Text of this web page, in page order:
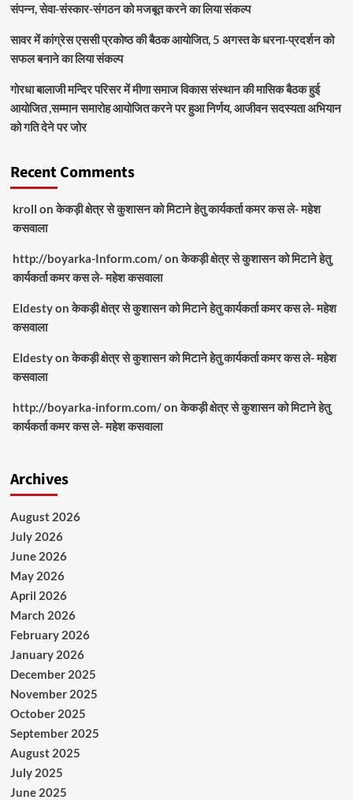
संपन्न, सेवा-संस्कार-संगठन को मजबूत करने का लिया संकल्प
सावर में कांग्रेस एससी प्रकोष्ठ की बैठक आयोजित, 5 अगस्त के धरना-प्रदर्शन को
सफल बनाने का लिया संकल्प
गोरधा बालाजी मन्दिर परिसर में मीणा समाज विकास संस्थान की मासिक बैठक हुई
आयोजित ,सम्मान समारोह आयोजित करने पर हुआ निर्णय, आजीवन सदस्यता अभियान
को गति देने पर जोर
Recent Comments
kroll onकेकड़ी क्षेत्र से कुशासन को मिटाने हेतु कार्यकर्ता कमर कस ले- महेश
कसवाला
http://boyarka-Inform.com/onकेकड़ी क्षेत्र से कुशासन को मिटाने हेतु
कार्यकर्ता कमर कस ले- महेश कसवाला
Eldestyonकेकड़ी क्षेत्र से कुशासन को मिटाने हेतु कार्यकर्ता कमर कस ले- महेश
कसवाला
Eldestyonकेकड़ी क्षेत्र से कुशासन को मिटाने हेतु कार्यकर्ता कमर कस ले- महेश
कसवाला
http://boyarka-inform.com/onकेकड़ी क्षेत्र से कुशासन को मिटाने हेतु
कार्यकर्ता कमर कस ले- महेश कसवाला
Archives
August 2026
July 2026
June 2026
May 2026
April 2026
March 2026
February 2026
January 2026
December 2025
November 2025
October 2025
September 2025
August 2025
July 2025
June 2025